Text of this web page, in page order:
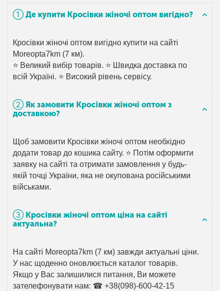
➀ Де купити Кросівки жіночі оптом вигідно?
Кросівки жіночі оптом вигідно купити на сайті
Moreopta7km (7 км).
⭐ Великий вибір товарів. ⭐ Швидка доставка по
всій Україні. ⭐ Високий рівень сервісу.
➁ Як замовити Кросівки жіночі оптом з
доставкою?
Щоб замовити Кросівки жіночі оптом необхідно
додати товар до кошика сайту. ⭐ Потім оформити
заявку на сайті та отримати замовлення у будь-
якій точці України, яка не окупована російськими
військами.
➂ Кросівки жіночі оптом ціна на сайті
актуальна?
На сайті Moreopta7km (7 км) завжди актуальні ціни.
У нас щоденно оновлюється каталог товарів.
Якщо у Вас залишилися питання, Ви можете
зателефонувати нам: ☎ +38(098)-600-42-15